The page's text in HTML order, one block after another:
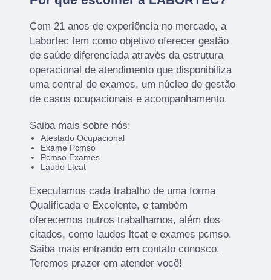
Com 21 anos de experiência no mercado, a
Labortec tem como objetivo oferecer gestão
de saúde diferenciada através da estrutura
operacional de atendimento que disponibiliza
uma central de exames, um núcleo de gestão
de casos ocupacionais e acompanhamento.
Saiba mais sobre nós:
Atestado Ocupacional
Exame Pcmso
Pcmso Exames
Laudo Ltcat
Executamos cada trabalho de uma forma
Qualificada e Excelente, e também
oferecemos outros trabalhamos, além dos
citados, como laudos ltcat e exames pcmso.
Saiba mais entrando em contato conosco.
Teremos prazer em atender você!